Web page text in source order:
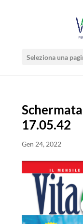
Seleziona una
17.05.42
Gen 24, 2022